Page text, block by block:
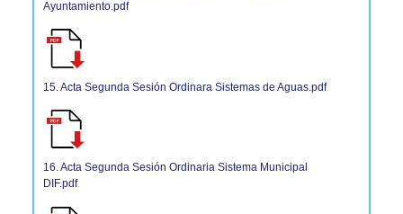
Ayuntamiento.pdf
15. Acta Segunda Sesión Ordinara Sistemas de Aguas.pdf
16. Acta Segunda Sesión Ordinaria Sistema Municipal
DIF.pdf